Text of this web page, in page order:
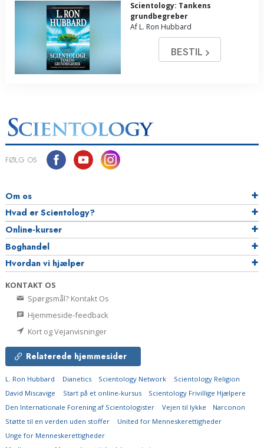
Scientology: Tankens
grundbegreber
Af L. Ron Hubbard
BESTIL
FØLG OS
Om os
Hvad er Scientology?
Online-kurser
Boghandel
Hvordan vi hjælper
KONTAKT OS
Spørgsmål? Kontakt Os
Hjemmeside-feedback
Kort og Vejanvisninger
Relaterede hjemmesider
L. Ron Hubbard Dianetics Scientology Network
Scientology Religion
David Miscavige
Start på et online-kursus
Scientology Frivillige Hjælpere
Den Internationale Forening af Scientologister
Vejen til lykke
Narconon
Støtte til en verden uden stoffer
United for Menneskerettigheder
Unge for Menneskerettigheder